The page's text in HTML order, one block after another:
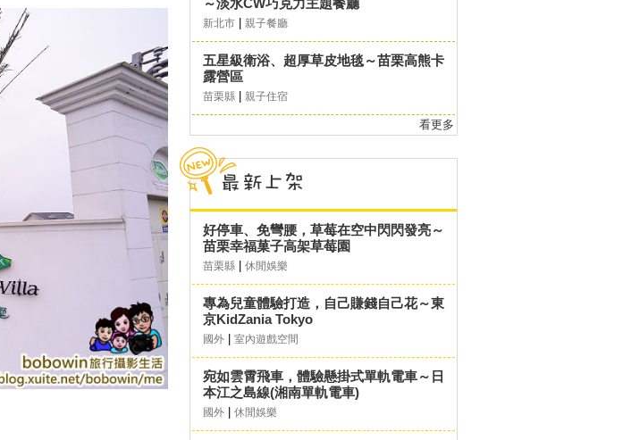
～淡水CW巧克力主題餐廳
新北市 親子餐廳
五星級衛浴、超厚草皮地毯～苗栗高熊卡
露營區
苗栗縣 親子住宿
看更多
好停車、免彎腰，草莓在空中閃閃發亮～
苗栗幸福菓子高架草莓園
苗栗縣 休閒娛樂
專為兒童體驗打造，自己賺錢自己花～東
京KidZania Tokyo
國外 室內遊戲空間
宛如雲霄飛車，體驗懸掛式單軌電車～日
本江之島線(湘南單軌電車)
國外 休閒娛樂